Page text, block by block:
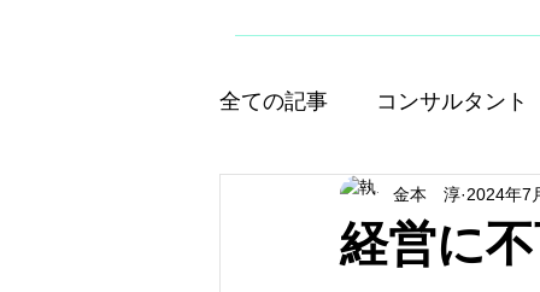
全ての記事 コンサルタント
人として大切なこと 店
経営に不
金本 淳 2024年7